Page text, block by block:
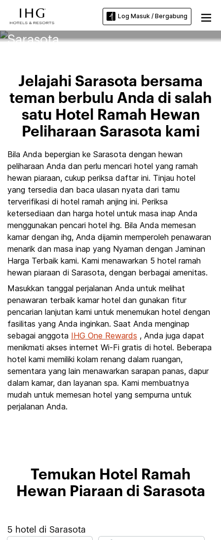
Log Masuk / Bergabung
Hotel Ramah Hewan Peliharaan
Sarasota
Jelajahi Sarasota bersama
teman berbulu Anda di salah
satu Hotel Ramah Hewan
Peliharaan Sarasota kami
Bila Anda bepergian ke Sarasota dengan hewan
peliharaan Anda dan perlu mencari hotel yang ramah
hewan piaraan, cukup periksa daftar ini. Tinjau hotel
yang tersedia dan baca ulasan nyata dari tamu
terverifikasi di hotel ramah anjing ini. Periksa
ketersediaan dan harga hotel untuk masa inap Anda
menggunakan pencari hotel ihg. Bila Anda memesan
kamar dengan ihg, Anda dijamin memperoleh penawaran
menarik dan masa inap yang Nyaman dengan Jaminan
Harga Terbaik kami. Kami menawarkan 5 hotel ramah
hewan piaraan di Sarasota, dengan berbagai amenitas.
Masukkan tanggal perjalanan Anda untuk melihat
penawaran terbaik kamar hotel dan gunakan fitur
pencarian lanjutan kami untuk menemukan hotel dengan
fasilitas yang Anda inginkan. Saat Anda menginap
sebagai anggota IHG One Rewards , Anda juga dapat
menikmati akses internet Wi-Fi gratis di hotel. Beberapa
hotel kami memiliki kolam renang dalam ruangan,
sementara yang lain menawarkan sarapan panas, dapur
dalam kamar, dan layanan spa. Kami membuatnya
mudah untuk memesan hotel yang sempurna untuk
perjalanan Anda.
Temukan Hotel Ramah
Hewan Piaraan di Sarasota
5 hotel di Sarasota